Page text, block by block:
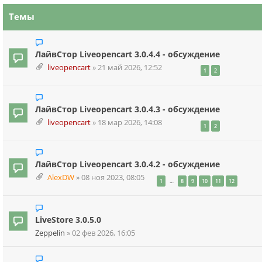
Темы
ЛайвСтор Liveopencart 3.0.4.4 - обсуждение
liveopencart »21 май 2026, 12:52 1 2
ЛайвСтор Liveopencart 3.0.4.3 - обсуждение
liveopencart » 18 мар 2026, 14:08 1 2
ЛайвСтор Liveopencart 3.0.4.2 - обсуждение
AlexDW »08 ноя 2023, 08:05 1 8 9 10 11 12
LiveStore 3.0.5.0
Zeppelin »02 фев 2026, 16:05